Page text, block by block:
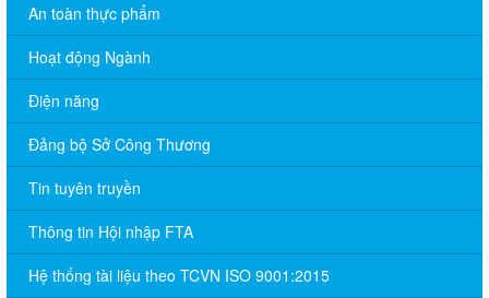
An toàn thực phẩm
Hoạt động Ngành
Điện năng
Đảng bộ Sở Công Thương
Tin tuyên truyền
Thông tin Hội nhập FTA
Hệ thống tài liệu theo TCVN ISO 9001:2015